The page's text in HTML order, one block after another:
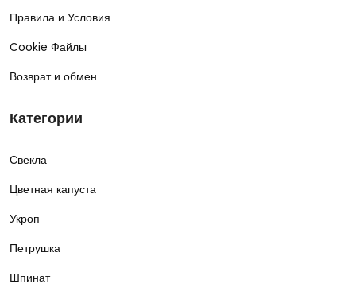
Правила и Условия
Cookie Файлы
Возврат и обмен
Категории
Свекла
Цветная капуста
Укроп
Петрушка
Шпинат